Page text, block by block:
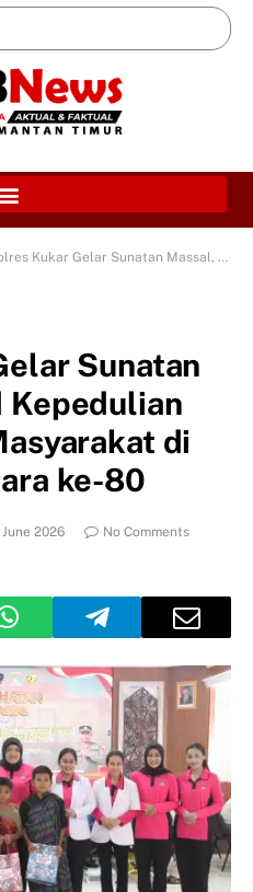
Kukar Gelar Sunatan Massal, Wujud Kepedulian Polri kepada Masyarakat di Hari Bhayangkara ke-80
Sunatan
Kepedulian
di
ke-80
2026
No Comments